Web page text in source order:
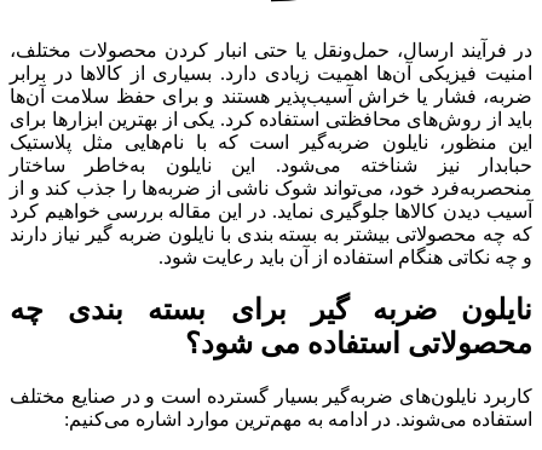
در فرآیند ارسال، حمل‌ونقل یا حتی انبار کردن محصولات مختلف،
امنیت فیزیکی آن‌ها اهمیت زیادی دارد. بسیاری از کالاها در برابر
ضربه، فشار یا خراش آسیب‌پذیر هستند و برای حفظ سلامت آن‌ها
باید از روش‌های محافظتی استفاده کرد. یکی از بهترین ابزارها برای
این منظور، نایلون ضربه‌گیر است که با نام‌هایی مثل پلاستیک
حبابدار نیز شناخته می‌شود. این نایلون به‌خاطر ساختار
منحصربه‌فرد خود، می‌تواند شوک ناشی از ضربه‌ها را جذب کند و از
آسیب دیدن کالاها جلوگیری نماید. در این مقاله بررسی خواهیم کرد
که چه محصولاتی بیشتر به بسته‌ بندی با نایلون ضربه گیر نیاز دارند
و چه نکاتی هنگام استفاده از آن باید رعایت شود.
نایلون ضربه گیر برای بسته بندی چه
محصولاتی استفاده می شود؟
کاربرد نایلون‌های ضربه‌گیر بسیار گسترده است و در صنایع مختلف
استفاده می‌شوند. در ادامه به مهم‌ترین موارد اشاره می‌کنیم: